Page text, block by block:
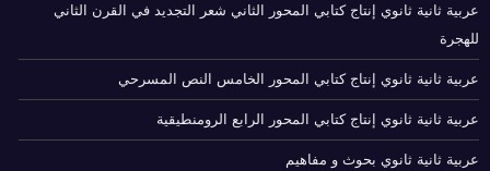
عربية ثانية ثانوي إنتاج كتابي المحور الثاني شعر التجديد في القرن الثاني
للهجرة
عربية ثانية ثانوي إنتاج كتابي المحور الخامس النص المسرحي
عربية ثانية ثانوي إنتاج كتابي المحور الرابع الرومنطيقية
عربية ثانية ثانوي بحوث و مفاهيم